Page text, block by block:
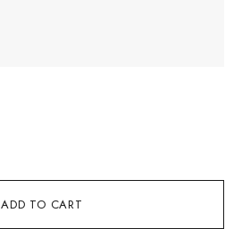
ADD TO CART